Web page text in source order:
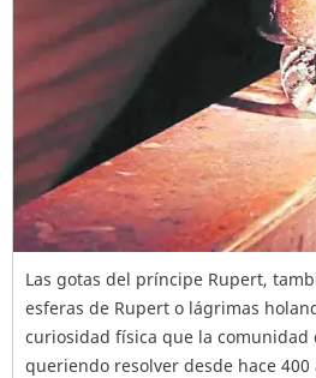
Las gotas del príncipe Rupert,
esferas de Rupert o lágrimas
curiosidad física que la comunidad
queriendo resolver desde hace